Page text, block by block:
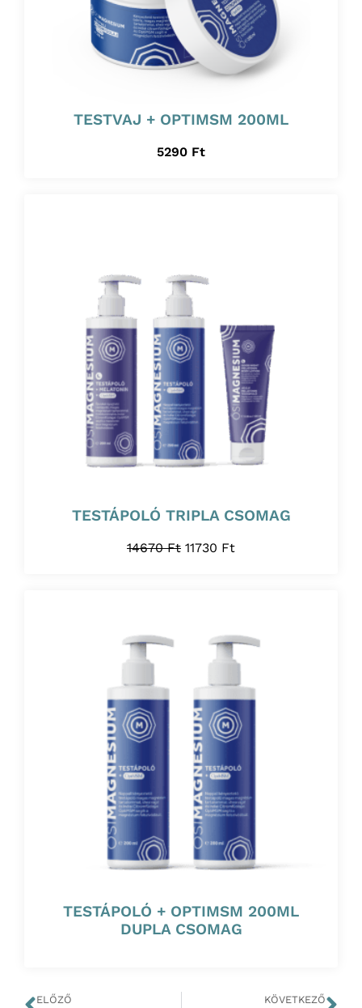
TESTVAJ + OPTIMSM 200ML
5290 Ft
TESTÁPOLÓ TRIPLA CSOMAG
14670Ft 11730 Ft
TESTÁPOLÓ + OPTIMSM 200ML
DUPLA CSOMAG
ELŐZŐ KÖVETKEZŐ